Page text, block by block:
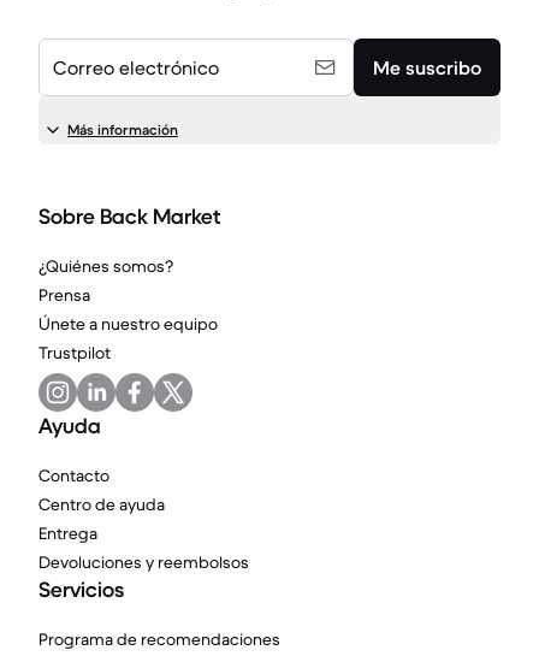
Correo electrónico Me suscribo
Más información
Sobre Back Market
¿Quiénes somos?
Prensa
Únete a nuestro equipo
Trustpilot
Ayuda
Contacto
Centro de ayuda
Entrega
Devoluciones y reembolsos
Servicios
Programa de recomendaciones